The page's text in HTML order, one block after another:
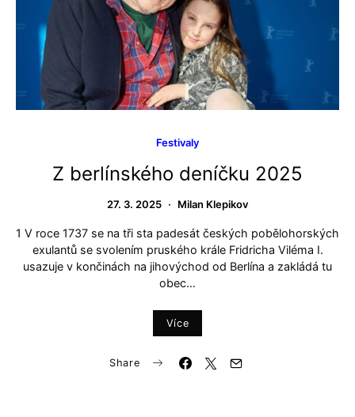
Festivaly
Z berlínského deníčku 2025
27. 3. 2025 Milan Klepikov
1 V roce 1737 se na tři sta padesát českých pobělohorských
exulantů se svolením pruského krále Fridricha Viléma I.
usazuje v končinách na jihovýchod od Berlína a zakládá tu
obec…
Více
Share